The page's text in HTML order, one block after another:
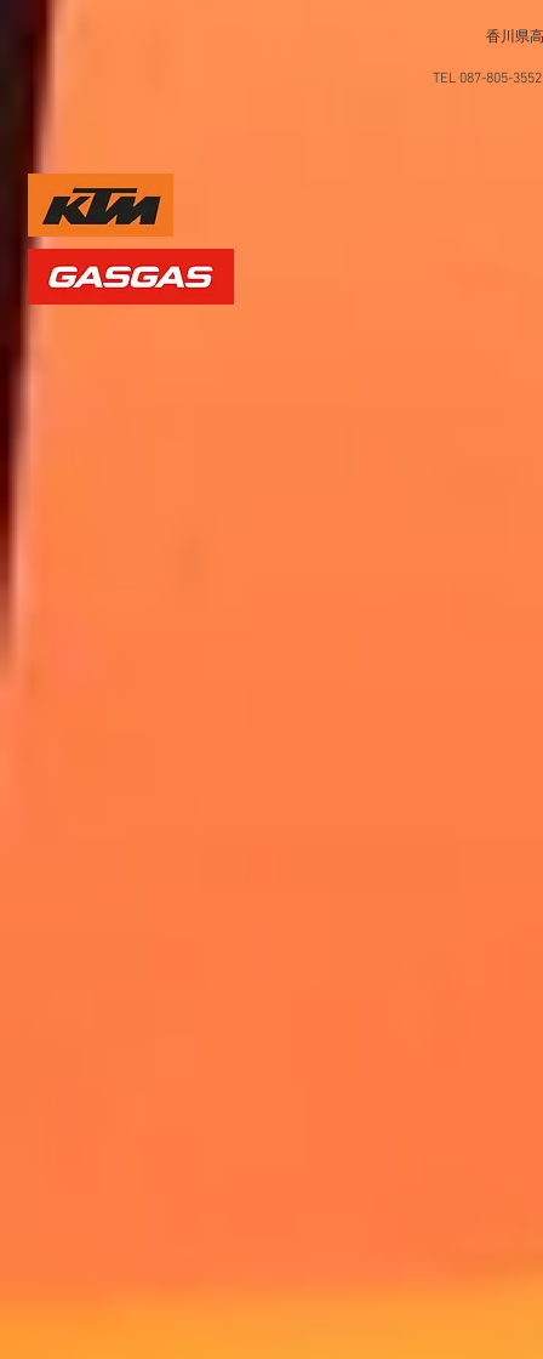
香川県
TEL 087-805-